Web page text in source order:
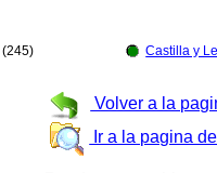
(245) Castilla y
Volver a la
Ir a la pagina